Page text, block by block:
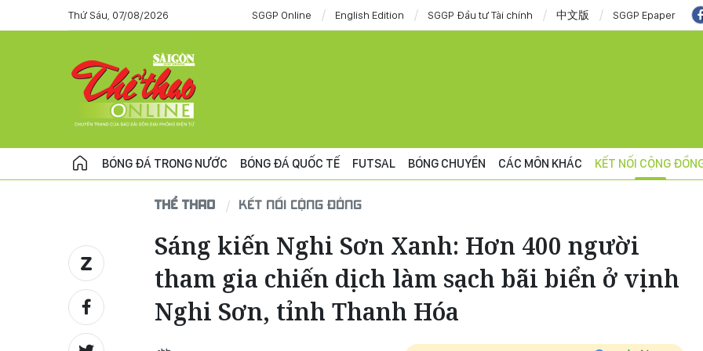
Thứ Sáu, 07/08/2026 SGGP Online English Edition SGGP Đầu tư Tài chính 中文版 SGGP Epaper
BÓNG ĐÁ TRONG NƯỚC BÓNG ĐÁ QUỐC TẾ FUTSAL BÓNG CHUYỀN CÁC MÔN KHÁC KẾT NỐI CỘNG
THỂ THAO KẾT NỐI CỘNG ĐỒNG
Sáng kiến Nghi Sơn Xanh: Hơn 400 người
tham gia chiến dịch làm sạch bãi biển ở vịnh
Nghi Sơn, tỉnh Thanh Hóa